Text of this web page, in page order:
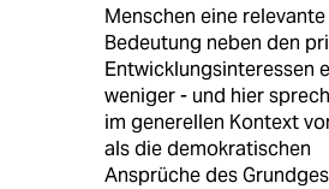
Menschen eine
Bedeutung neben den
Entwicklungsinteressen
weniger - und hier
im generellen Kontext
als die demokratischen
Ansprüche des